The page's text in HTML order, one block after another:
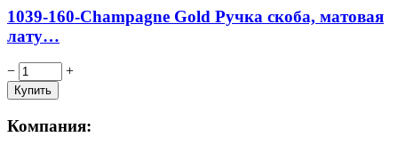
1039-160-Champagne Gold Ручка скоба, матовая
лату…
− +
Компания: